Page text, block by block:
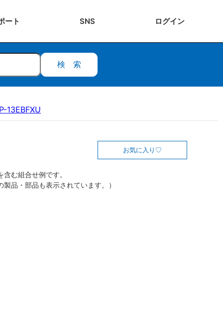
ート SNS ログイン
検索
13EBFXU
お気に入り
む組合せ例です。
製品・部品も表示されています。）